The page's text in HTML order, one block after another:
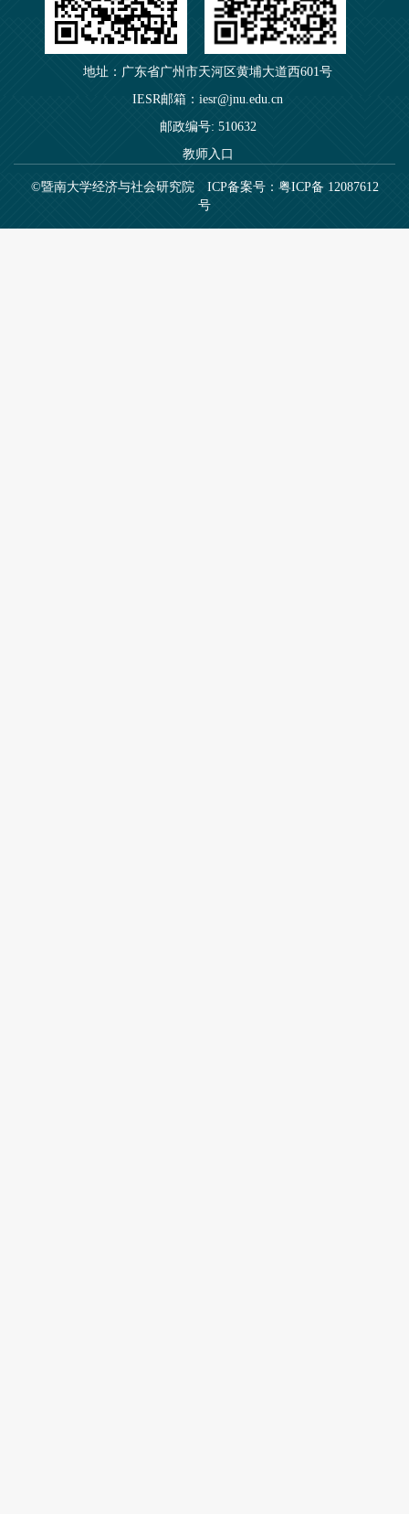
地址：广东省广州市天河区黄埔大道西601号
IESR邮箱：iesr@jnu.edu.cn
邮政编号: 510632
教师入口
©暨南大学经济与社会研究院
ICP备案号：粤ICP备 12087612
号